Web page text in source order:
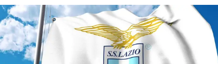
Social
Calcio
Serie A